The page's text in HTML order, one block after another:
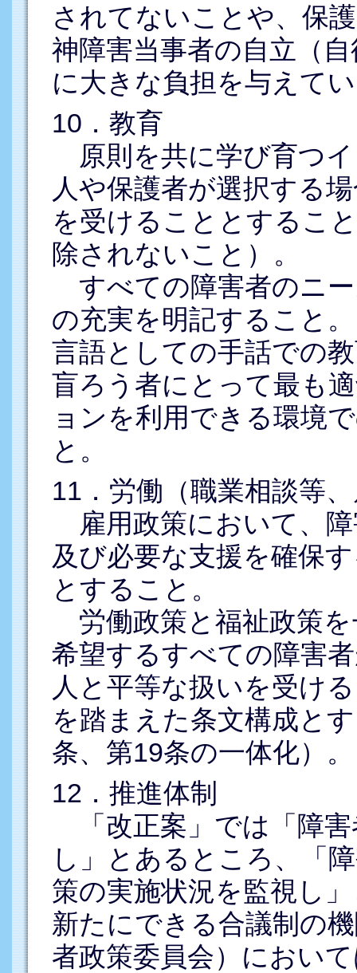
されてないことや、保
神障害当事者の自立（
に大きな負担を与えて
10．教育
原則を共に学び育つ
人や保護者が選択する
を受けることとするこ
除されないこと）。
すべての障害者のニ
の充実を明記すること。
言語としての手話での
盲ろう者にとって最も
ョンを利用できる環境
と。
11．労働（職業相談等
雇用政策において、
及び必要な支援を確保
とすること。
労働政策と福祉政策
希望するすべての障害
人と平等な扱いを受け
を踏まえた条文構成と
条、第19条の一体化）。
12．推進体制
「改正案」では「障害
し」とあるところ、「
策の実施状況を監視し
新たにできる合議制の
者政策委員会）におい